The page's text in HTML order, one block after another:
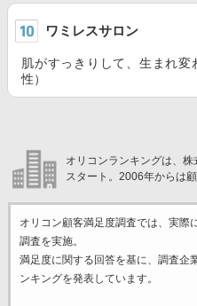
ワミレスサロン
肌がすっきりして、生まれ
性）
オリコンランキングは、
スタート。2006年からは
オリコン顧客満足度調査では、実際
調査を実施。
満足度に関する回答を基に、調査企
ンキングを発表しています。